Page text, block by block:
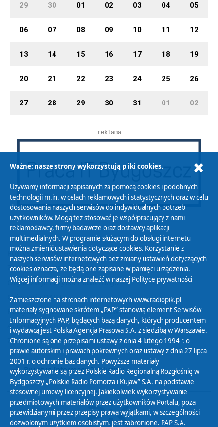
29 30 01 02 03 04 05
06 07 08 09 10 11 12
13 14 15 16 17 18 19
20 21 22 23 24 25 26
27 28 29 30 31 01 02
reklama
Polityka Prywatności
Zasady korzystania z Serwisu
Organizacje Pożytku Publicznego
Cyfryzacja DAB+
Polityka ochrony danych osobowych
Abonament
Zamówienia publiczne
Biuletyn Informacji Publicznej
Ważne: nasze strony wykorzystują pliki cookies.
Używamy informacji zapisanych za pomocą cookies i podobnych
technologii m.in. w celach reklamowych i statystycznych oraz w celu
dostosowania naszych serwisów do indywidualnych potrzeb
użytkowników. Mogą też stosować je współpracujący z nami
reklamodawcy, firmy badawcze oraz dostawcy aplikacji
multimedialnych. W programie służącym do obsługi internetu
można zmienić ustawienia dotyczące cookies. Korzystanie z
naszych serwisów internetowych bez zmiany ustawień dotyczących
cookies oznacza, że będą one zapisane w pamięci urządzenia.
Więcej informacji można znaleźć w naszej Polityce prywatności
Zamieszczone na stronach internetowych www.radiopik.pl
materiały sygnowane skrótem „PAP” stanowią element Serwisów
Informacyjnych PAP, będących bazą danych, których producentem
i wydawcą jest Polska Agencja Prasowa S.A. z siedzibą w Warszawie.
Chronione są one przepisami ustawy z dnia 4 lutego 1994 r. o
prawie autorskim i prawach pokrewnych oraz ustawy z dnia 27 lipca
2001 r. o ochronie baz danych. Powyższe materiały
wykorzystywane są przez Polskie Radio Regionalną Rozgłośnię w
Bydgoszczy „Polskie Radio Pomorza i Kujaw” S.A. na podstawie
stosownej umowy licencyjnej. Jakiekolwiek wykorzystywanie
przedmiotowych materiałów przez użytkowników Portalu, poza
przewidzianymi przez przepisy prawa wyjątkami, w szczególności
dozwolonym użytkiem osobistym, jest zabronione. PAP S.A.